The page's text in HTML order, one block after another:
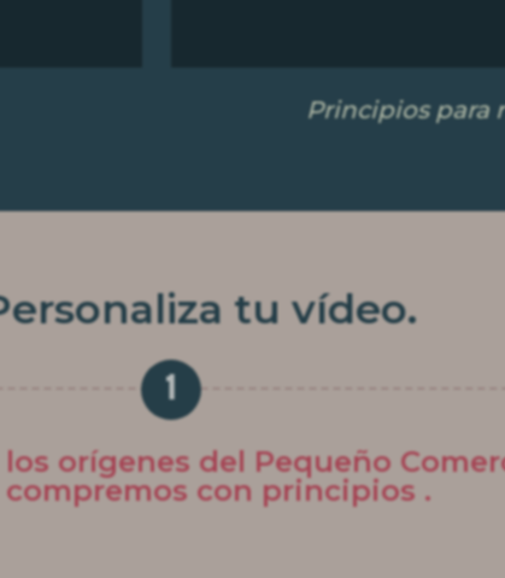
Principios para
tu vídeo.
1
orígenes del Pequeño
con principios .